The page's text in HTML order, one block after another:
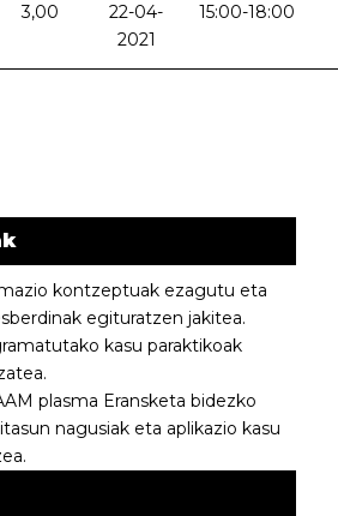
3,00
22-04-
2021
15:00-18:00
kontzeptuak ezagutu eta
egituratzen jakitea.
kasu paraktikoak
plasma Eransketa bidezko
nagusiak eta aplikazio kasu